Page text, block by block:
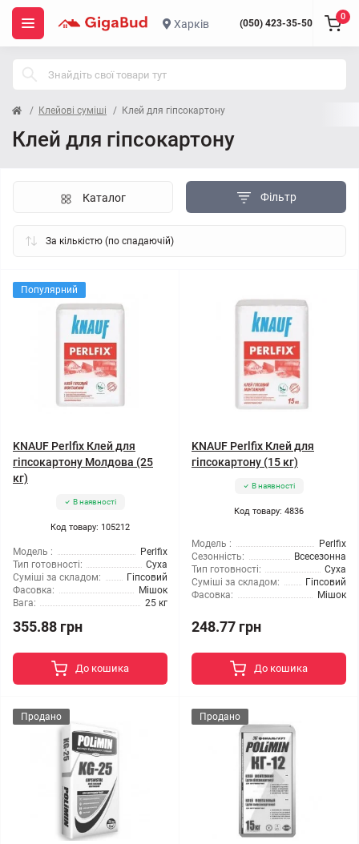
Харків (050) 423-35-50
0
Клейові суміші Клей для гіпсокартону
Клей для гіпсокартону
Фільтр
Каталог
Популярний
KNAUF Perlfix Клей для
гіпсокартону Молдова (25
кг)
В наявності
Код товару: 105212
Модель :
Perlfix
Тип готовності:
Суха
Суміші за складом:
Гіпсовий
Фасовка:
Мішок
Вага:
25 кг
355.88 грн
До кошика
KNAUF Perlfix Клей для
гіпсокартону (15 кг)
В наявності
Код товару: 4836
Модель :
Perlfix
Сезонність:
Всесезонна
Тип готовності:
Суха
Суміші за складом:
Гіпсовий
Фасовка:
Мішок
248.77 грн
До кошика
Продано Продано